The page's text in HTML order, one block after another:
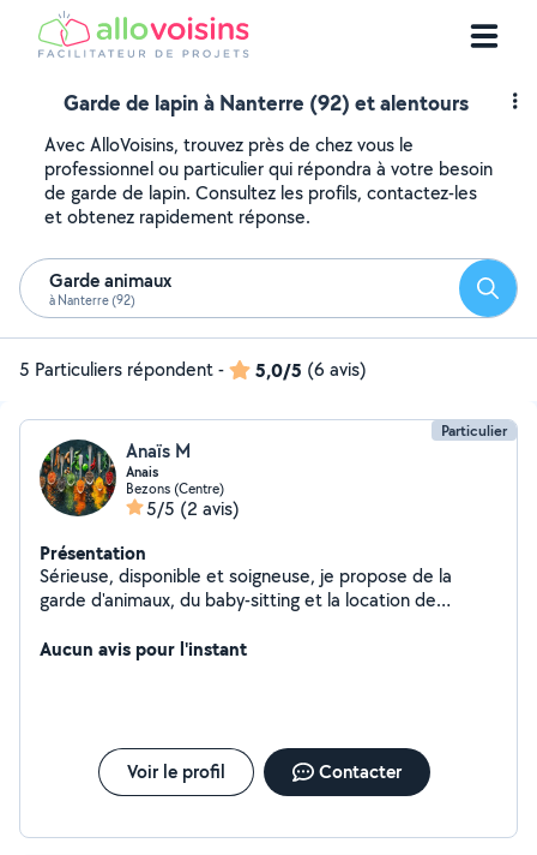
Garde de lapin à Nanterre (92) et alentours
Avec AlloVoisins, trouvez près de chez vous le
professionnel ou particulier qui répondra à votre besoin
de garde de lapin. Consultez les profils, contactez-les
et obtenez rapidement réponse.
Garde animaux
à Nanterre (92)
5 Particuliers répondent- 5,0/5 (6 avis)
Particulier
Anaïs M
Anais
Bezons (Centre)
5/5 (2 avis)
Présentation
Sérieuse, disponible et soigneuse, je propose de la
garde d'animaux, du baby-sitting et la location de
rapidement !
Aucun avis pour l'instant
Voir le profil Contacter